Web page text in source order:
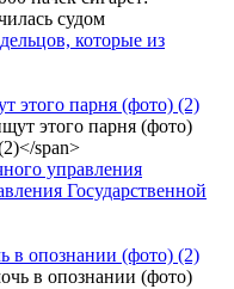
которые из
этого парня (фото) (2)
управления
Государственной
в опознании (фото) (2)